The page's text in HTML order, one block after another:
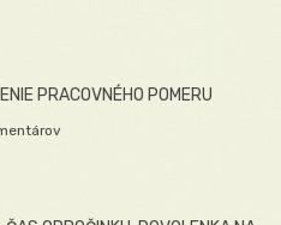
PRACOVNÉHO POMERU